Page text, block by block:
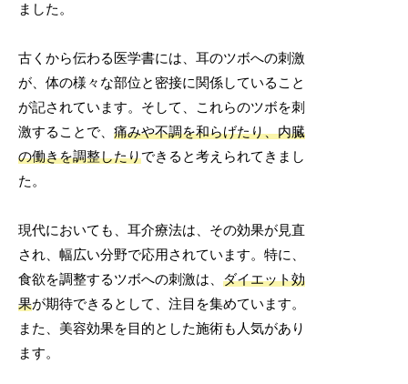
ました。
古くから伝わる医学書には、耳のツボへの刺激
が、体の様々な部位と密接に関係していること
が記されています。そして、これらのツボを刺
激することで、痛みや不調を和らげたり、内臓
の働きを調整したりできると考えられてきまし
た。
現代においても、耳介療法は、その効果が見直
され、幅広い分野で応用されています。特に、
食欲を調整するツボへの刺激は、ダイエット効
果が期待できるとして、注目を集めています。
また、美容効果を目的とした施術も人気があり
ます。